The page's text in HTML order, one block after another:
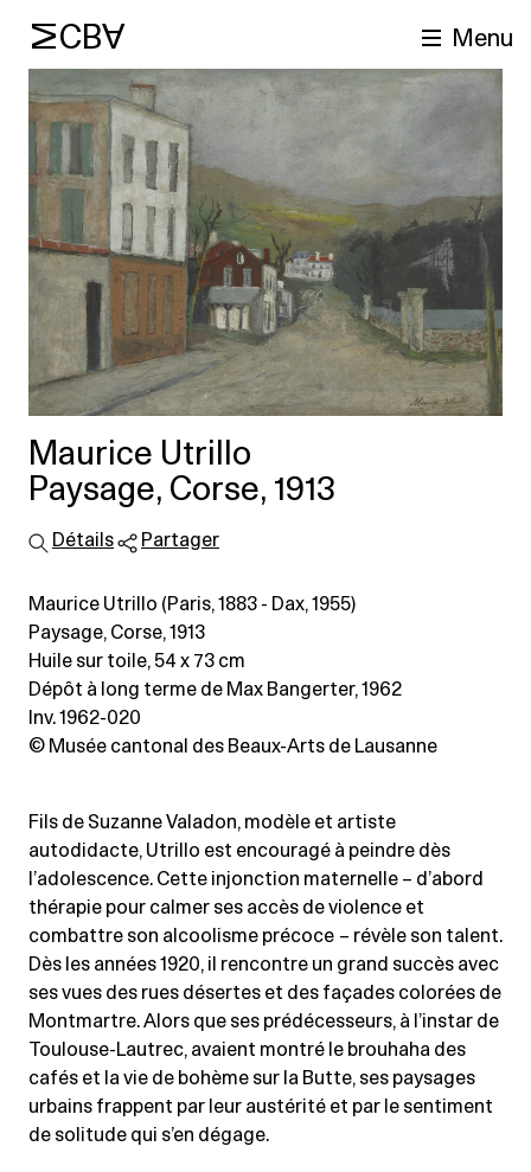
MCBA Menu
Maurice Utrillo
Paysage, Corse, 1913
Détails Partager
Maurice Utrillo (Paris, 1883 - Dax, 1955)
Paysage, Corse, 1913
Huile sur toile, 54 x 73 cm
Dépôt à long terme de Max Bangerter, 1962
Inv. 1962-020
© Musée cantonal des Beaux-Arts de Lausanne
Fils de Suzanne Valadon, modèle et artiste
autodidacte, Utrillo est encouragé à peindre dès
l’adolescence. Cette injonction maternelle – d’abord
thérapie pour calmer ses accès de violence et
combattre son alcoolisme précoce – révèle son talent.
Dès les années 1920, il rencontre un grand succès avec
ses vues des rues désertes et des façades colorées de
Montmartre. Alors que ses prédécesseurs, à l’instar de
Toulouse-Lautrec, avaient montré le brouhaha des
cafés et la vie de bohème sur la Butte, ses paysages
urbains frappent par leur austérité et par le sentiment
de solitude qui s’en dégage.